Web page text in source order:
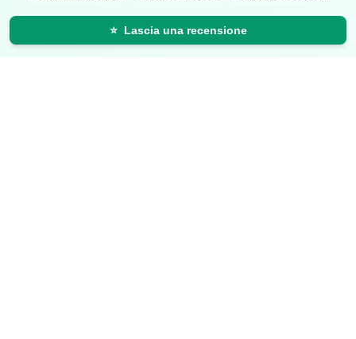
⭐ Lascia una recensione
Calcolatori